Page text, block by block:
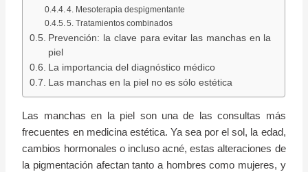
4. Mesoterapia despigmentante
5. Tratamientos combinados
Prevención: la clave para evitar las manchas en la
piel
La importancia del diagnóstico médico
Las manchas en la piel no es sólo estética
Las manchas en la piel son una de las consultas más
frecuentes en medicina estética. Ya sea por el sol, la edad,
cambios hormonales o incluso acné, estas alteraciones de
la pigmentación afectan tanto a hombres como mujeres, y